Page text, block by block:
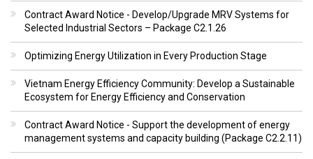
Contract Award Notice - Develop/Upgrade MRV Systems for
Selected Industrial Sectors – Package C2.1.26
Optimizing Energy Utilization in Every Production Stage
Vietnam Energy Efficiency Community: Develop a Sustainable
Ecosystem for Energy Efficiency and Conservation
Contract Award Notice - Support the development of energy
management systems and capacity building (Package C2.2.11)